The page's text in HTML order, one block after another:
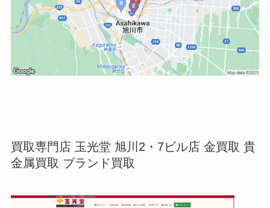
買取専門店 玉光堂 旭川2・7ビル店 金買取 貴
金属買取 ブランド買取